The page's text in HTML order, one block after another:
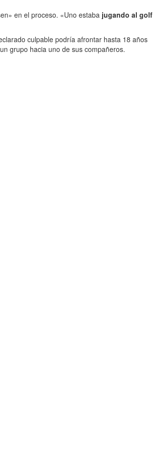
en el proceso. «Uno estaba jugando al golf
culpable podría afrontar hasta 18 años
grupo hacia uno de sus compañeros.